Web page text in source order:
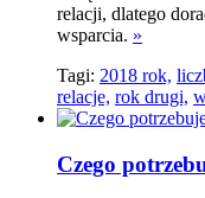
relacji, dlatego
wsparcia. »
Tagi: 2018 rok,
relacje, rok drugi,
Czego